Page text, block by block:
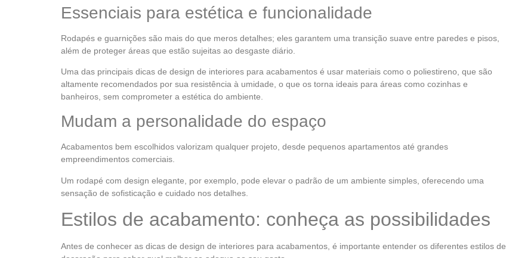
Essenciais para estética e funcionalidade
Rodapés e guarnições são mais do que meros detalhes; eles garantem uma transição suave entre paredes e pisos,
além de proteger áreas que estão sujeitas ao desgaste diário.
Uma das principais dicas de design de interiores para acabamentos é usar materiais como o poliestireno, que são
altamente recomendados por sua resistência à umidade, o que os torna ideais para áreas como cozinhas e
banheiros, sem comprometer a estética do ambiente.
Mudam a personalidade do espaço
Acabamentos bem escolhidos valorizam qualquer projeto, desde pequenos apartamentos até grandes
empreendimentos comerciais.
Um rodapé com design elegante, por exemplo, pode elevar o padrão de um ambiente simples, oferecendo uma
sensação de sofisticação e cuidado nos detalhes.
Estilos de acabamento: conheça as possibilidades
Antes de conhecer as dicas de design de interiores para acabamentos, é importante entender os diferentes estilos de